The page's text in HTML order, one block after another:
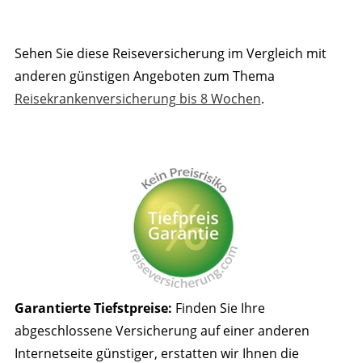
Sehen Sie diese Reiseversicherung im Vergleich mit
anderen günstigen Angeboten zum Thema
Reisekrankenversicherung bis 8 Wochen.
Garantierte Tiefstpreise: Finden Sie Ihre
abgeschlossene Versicherung auf einer anderen
Internetseite günstiger, erstatten wir Ihnen die